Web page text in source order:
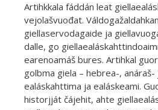
Artihkkala fáddán leat
vejolašvuođat.
giellaservodagaide ja
dalle, go
earenoamáš bures. Artihkal
golbma giela – hebrea-, anáraš-
ealáskahttima ja ealáskeami.
historjját čájehit, ahte